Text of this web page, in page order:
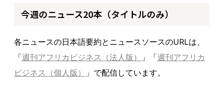
今週のニュース20本（タイトルのみ）
各ニュースの日本語要約とニュースソースのURLは、
「週刊アフリカビジネス（法人版） 」「週刊アフリカ
ビジネス（個人版）
」で配信しています。